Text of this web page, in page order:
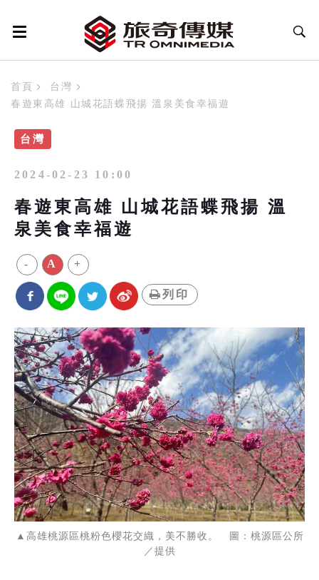
首頁
台灣
春遊東高雄 山城花語蝶飛揚 溫泉美食幸福遊
台灣
2024-02-23 10:00
春遊東高雄 山城花語蝶飛揚 溫
泉美食幸福遊
- A +
列印
▲高雄桃源區桃粉色櫻花交織，美不勝收。 圖：桃源區公所
／提供